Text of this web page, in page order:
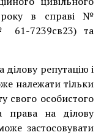
в справі №
61-7239св23) та
репутацію і
належати тільки
свого особистого
права на ділову
застосовувати